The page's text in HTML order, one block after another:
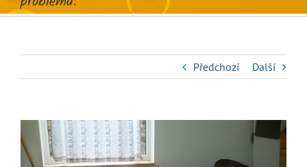
Předchozí Další
Zobrazit
větší
obrázek